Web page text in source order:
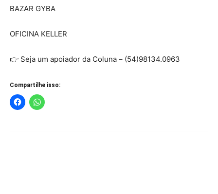
BAZAR GYBA
OFICINA KELLER
👉 Seja um apoiador da Coluna – (54)98134.0963
Compartilhe isso: